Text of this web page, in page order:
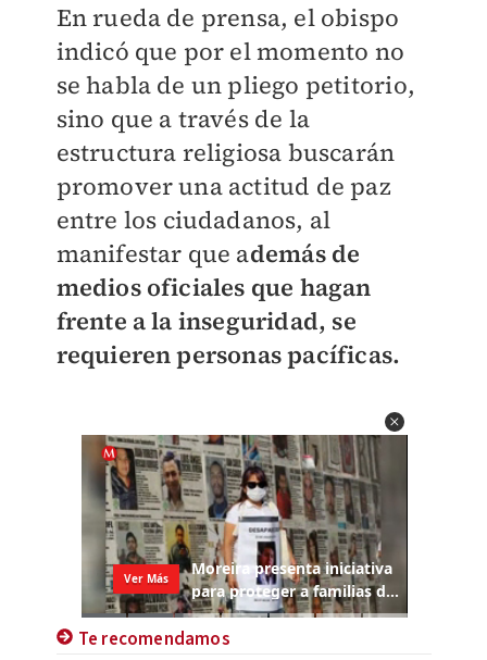
En rueda de prensa, el obispo
indicó que por el momento no
se habla de un pliego petitorio,
sino que a través de la
estructura religiosa buscarán
promover una actitud de paz
entre los ciudadanos, al
manifestar que además de
medios oficiales que hagan
frente a la inseguridad, se
requieren personas pacíficas.
Te recomendamos